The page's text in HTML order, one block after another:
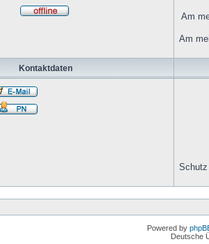
Am
Am
Kontaktdaten
Schutz
Powered by
Deutsche